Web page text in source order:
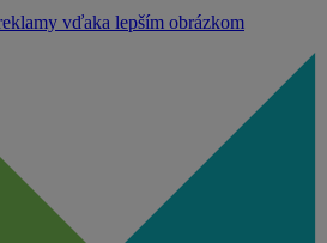
vďaka lepším obrázkom